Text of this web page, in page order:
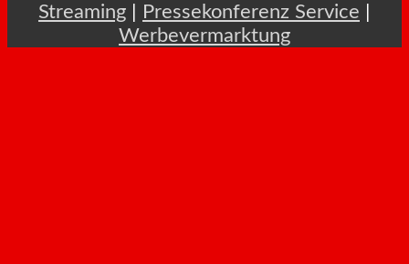
Streaming
Pressekonferenz Service
Werbevermarktung